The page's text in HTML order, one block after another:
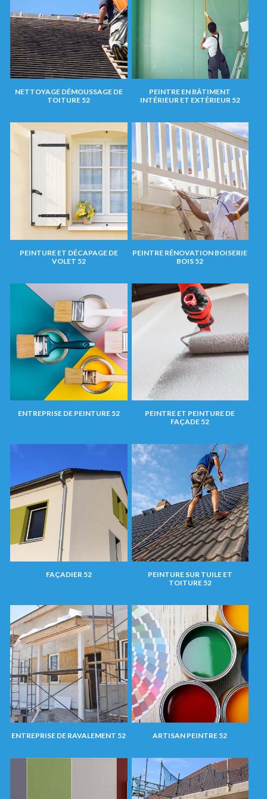
NETTOYAGE DÉMOUSSAGE DE
TOITURE 52
PEINTRE EN BÂTIMENT
INTÉRIEUR ET EXTÉRIEUR 52
PEINTURE ET DÉCAPAGE DE
VOLET 52
PEINTRE RÉNOVATION BOISERIE
BOIS 52
ENTREPRISE DE PEINTURE 52
PEINTRE ET PEINTURE DE
FAÇADE 52
FAÇADIER 52
PEINTURE SUR TUILE ET
TOITURE 52
ENTREPRISE DE RAVALEMENT 52 ARTISAN PEINTRE 52